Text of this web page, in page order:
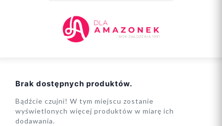
Brak dostępnych produktów.
Bądźcie czujni! W tym miejscu zostanie
wyświetlonych więcej produktów w miarę ich
dodawania.